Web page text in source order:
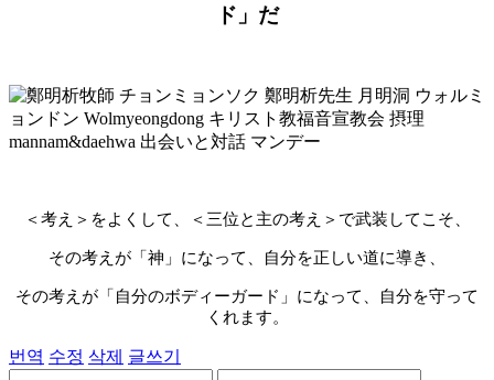
ド」だ
＜考え＞をよくして、＜三位と主の考え＞で武装してこそ、
その考えが「神」になって、自分を正しい道に導き、
その考えが「自分のボディーガード」になって、自分を守って
くれます。
번역 수정 삭제 글쓰기